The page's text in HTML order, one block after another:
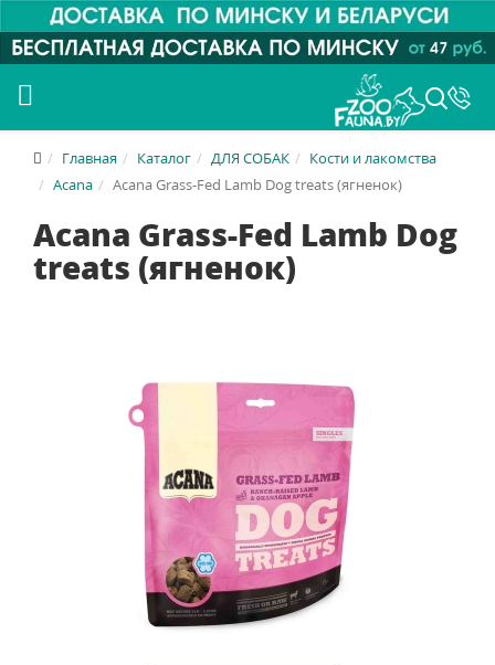
Главная Каталог ДЛЯ СОБАК
Кости и лакомства
Acana
Acana Grass-Fed Lamb Dog treats (ягненок)
Acana Grass-Fed Lamb Dog
treats (ягненок)